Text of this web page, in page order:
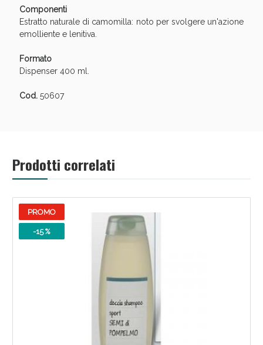
Componenti
Estratto naturale di camomilla: noto per svolgere un'azione
emolliente e lenitiva.
Formato
Dispenser 400 ml.
Cod.50607
Prodotti correlati
PROMO
-15 %